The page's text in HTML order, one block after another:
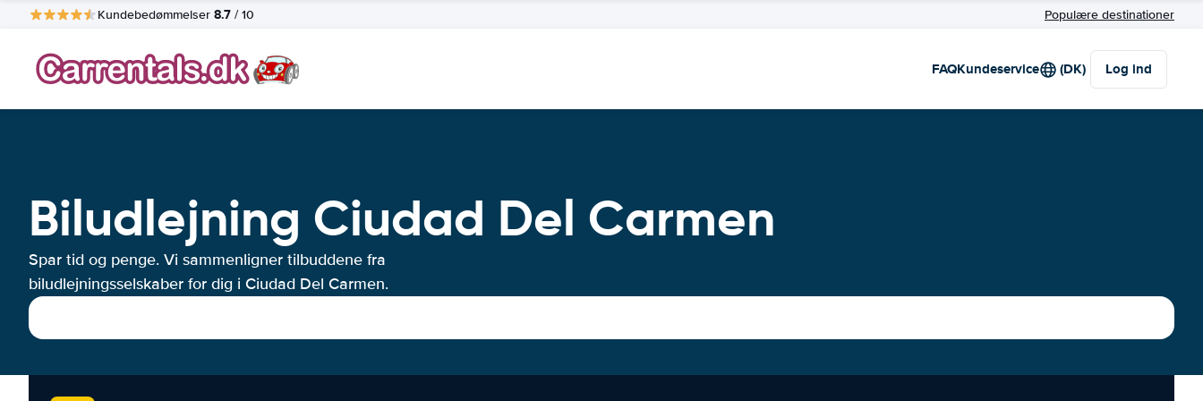
Kundebedømmelser 8.7 / 10 Populære destinationer
FAQKundeservice (DK) Log ind
Biludlejning Ciudad Del Carmen
Spar tid og penge. Vi sammenligner tilbuddene fra
biludlejningsselskaber for dig i Ciudad Del Carmen.